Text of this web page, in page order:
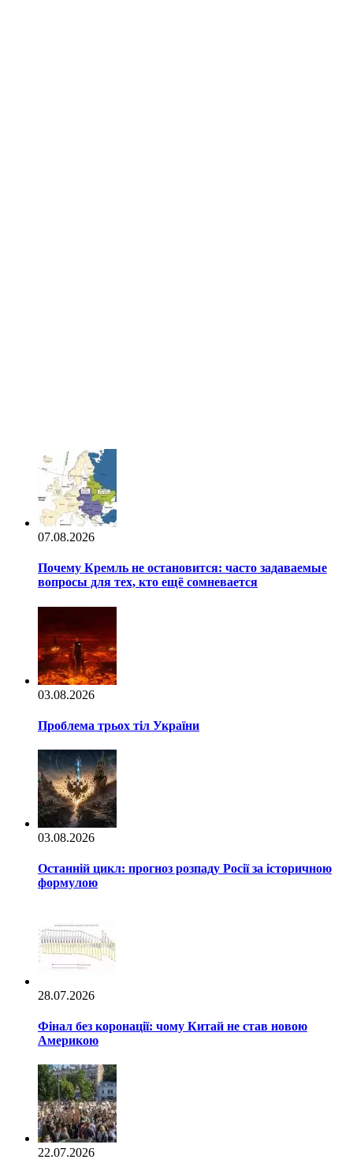
07.08.2026
Почему Кремль не остановится: часто задаваемые
вопросы для тех, кто ещё сомневается
03.08.2026
Проблема трьох тіл України
03.08.2026
Останній цикл: прогноз розпаду Росії за історичною
формулою
28.07.2026
Фінал без коронації: чому Китай не став новою
Америкою
22.07.2026